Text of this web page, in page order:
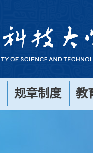
规章制度 教